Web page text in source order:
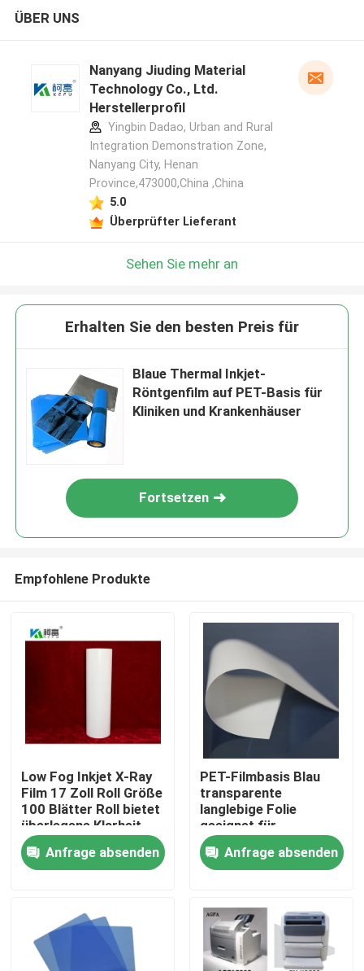
Startseite
Produkte
Über uns
ÜBER UNS
Nanyang Jiuding Material
Technology Co., Ltd.
Herstellerprofil
Yingbin Dadao, Urban and Rural
Integration Demonstration Zone,
Nanyang City, Henan
Province,473000,China ,China
5.0
Überprüfter Lieferant
Sehen Sie mehr an
Erhalten Sie den besten Preis für
Blaue Thermal Inkjet-
Röntgenfilm auf PET-Basis für
Kliniken und Krankenhäuser
Fortsetzen
Empfohlene Produkte
Low Fog Inkjet X-Ray
Film 17 Zoll Roll Größe
100 Blätter Roll bietet
überlegene Klarheit
und Detail für
radiographische
Bildgebung
Anfrage absenden
PET-Filmbasis Blau
transparente
langlebige Folie
geeignet für
industrielle
Verpackungs- und
Druckanwendungen
Kosten
Anfrage absenden